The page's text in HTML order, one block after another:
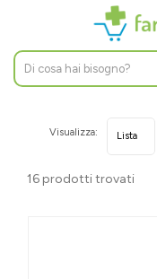
16 prodotti trovati
Visualizza: